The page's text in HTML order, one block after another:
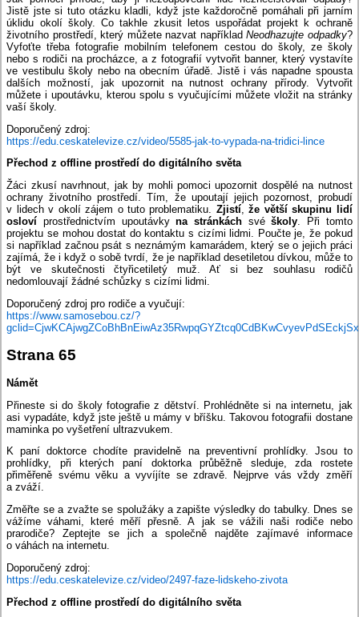
Jistě jste si tuto otázku kladli, když jste každoročně pomáhali při jarním
úklidu okolí školy. Co takhle zkusit letos uspořádat projekt k ochraně
životního prostředí, který můžete nazvat napříkladNeodhazujte odpadky?
Vyfoťte třeba fotografie mobilním telefonem cestou do školy, ze školy
nebo s rodiči na procházce, a z fotografií vytvořit banner, který vystavíte
ve vestibulu školy nebo na obecním úřadě. Jistě i vás napadne spousta
dalších možností, jak upozornit na nutnost ochrany přírody. Vytvořit
můžete i upoutávku, kterou spolu s vyučujícími můžete vložit na stránky
vaší školy.
Doporučený zdroj:
https://edu.ceskatelevize.cz/video/5585-jak-to-vypada-na-tridici-lince
Přechod z offline prostředí do digitálního světa
Žáci zkusí navrhnout, jak by mohli pomoci upozornit dospělé na nutnost
ochrany životního prostředí. Tím, že upoutají jejich pozornost, probudí
v lidech v okolí zájem o tuto problematiku. Zjistí,že větší skupinu
lidí
osloví prostřednictvím upoutávkyna stránkách svéškoly. Při tomto
projektu se mohou dostat do kontaktu s cizími lidmi. Poučte je, že pokud
si například začnou psát s neznámým kamarádem, který se o jejich práci
zajímá, že i když o sobě tvrdí, že je například desetiletou dívkou, může to
být ve skutečnosti čtyřicetiletý muž. Ať si bez souhlasu rodičů
nedomlouvají žádné schůzky s cizími lidmi.
Doporučený zdroj pro rodiče a vyučují:
https://www.samosebou.cz/?
Strana 65
Námět
Přineste si do školy fotografie z dětství. Prohlédněte si na internetu, jak
asi vypadáte, když jste ještě u mámy v bříšku. Takovou fotografii dostane
maminka po vyšetření ultrazvukem.
K paní doktorce chodíte pravidelně na preventivní prohlídky. Jsou to
prohlídky, při kterých paní doktorka průběžně sleduje, zda rostete
přiměřeně svému věku a vyvíjíte se zdravě. Nejprve vás vždy změří
a zváží.
Změřte se a zvažte se spolužáky a zapište výsledky do tabulky. Dnes se
vážíme váhami, které měří přesně. A jak se vážili naši rodiče nebo
prarodiče? Zeptejte se jich a společně najděte zajímavé informace
o váhách na internetu.
Doporučený zdroj:
https://edu.ceskatelevize.cz/video/2497-faze-lidskeho-zivota
Přechod z offline prostředí do digitálního světa